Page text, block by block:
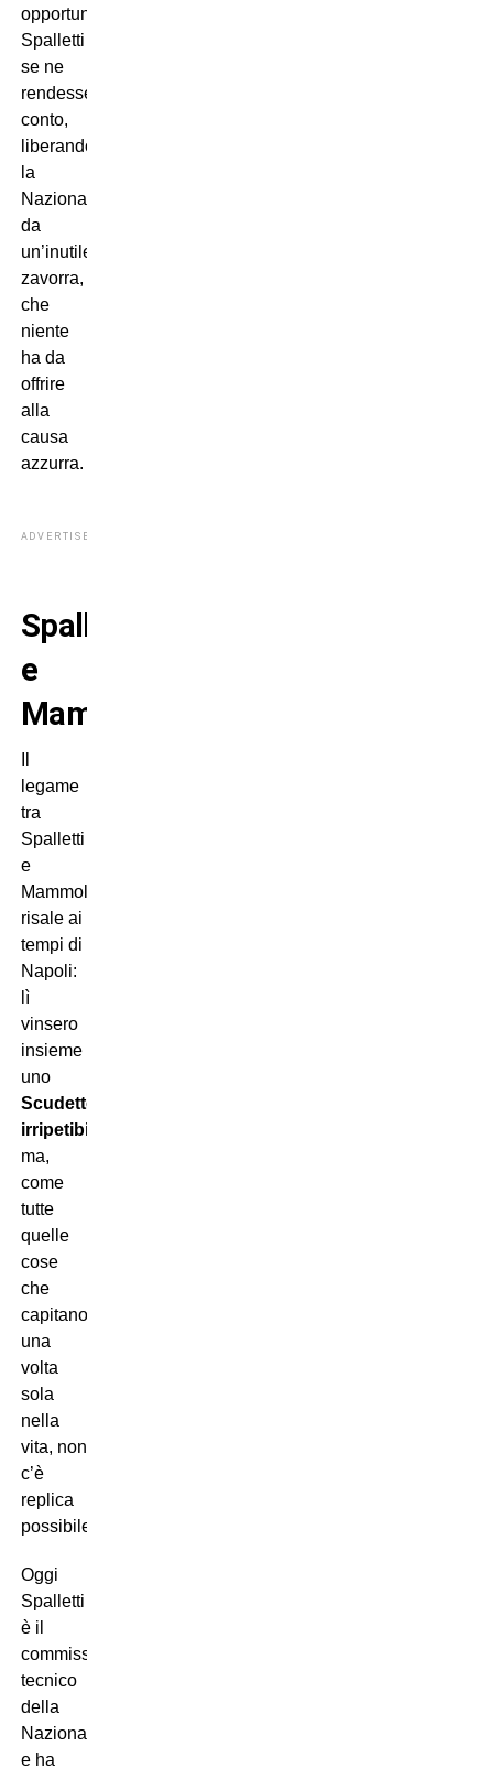
opportuno
Spalletti
se ne
rendesse
conto,
liberando
la
Nazionale
da
un’inutile
zavorra,
che
niente
ha da
offrire
alla
causa
azzurra.
ADVERTISEMENT
Spalletti
e
Mammolo
legame
tra
Spalletti
e
Mammolo
risale ai
tempi di
Napoli:
lì
vinsero
insieme
uno
Scudetto
irripetibile
ma,
come
tutte
quelle
cose
che
capitano
una
volta
sola
nella
vita, non
c’è
replica
possibile.
Oggi
Spalletti
è il
commissario
tecnico
della
Nazionale
e ha